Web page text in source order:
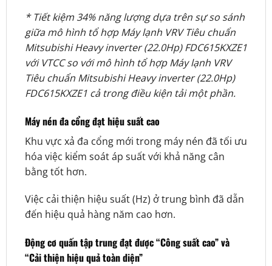
* Tiết kiệm 34% năng lượng dựa trên sự so sánh
giữa mô hình tổ hợp Máy lạnh VRV Tiêu chuẩn
Mitsubishi Heavy inverter (22.0Hp) FDC615KXZE1
với VTCC so với mô hình tổ hợp Máy lạnh VRV
Tiêu chuẩn Mitsubishi Heavy inverter (22.0Hp)
FDC615KXZE1 cả trong điều kiện tải một phần.
Máy nén đa cổng đạt hiệu suất cao
Khu vực xả đa cổng mới trong máy nén đã tối ưu
hóa việc kiểm soát áp suất với khả năng cân
bằng tốt hơn.
Việc cải thiện hiệu suất (Hz) ở trung bình đã dẫn
đến hiệu quả hàng năm cao hơn.
Động cơ quấn tập trung đạt được “Công suất cao” và
“Cải thiện hiệu quả toàn diện”